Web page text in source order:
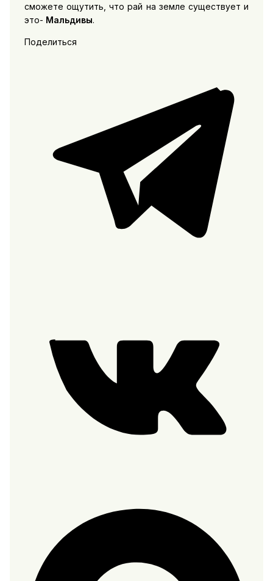
сможете ощутить, что рай на земле существует и
это- Мальдивы.
Поделиться